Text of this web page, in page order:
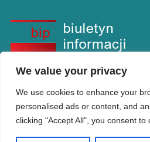
We value your privacy
We use cookies to enhance your
personalised ads or content, and
clicking "Accept All", you consent to
Copyright © PANS w Krośnie